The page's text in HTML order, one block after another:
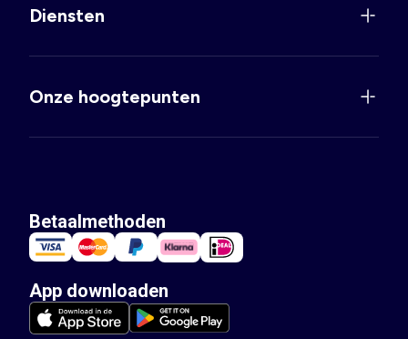
Diensten
Onze hoogtepunten
Betaalmethoden
App downloaden